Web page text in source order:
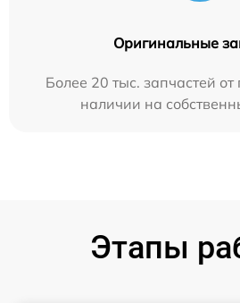
Оригинальные
Более 20 тыс. запчастей от
наличии на
Этапы